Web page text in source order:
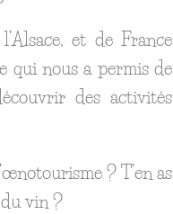
et de France
qui nous a permis de
des activités
? T’en as
vin ?